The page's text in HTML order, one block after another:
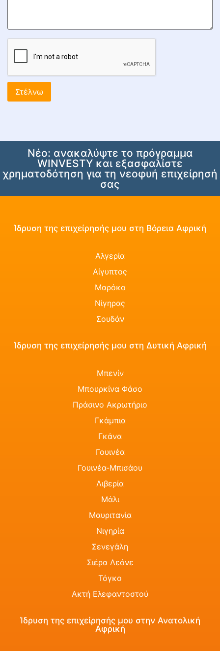
Νέο: ανακαλύψτε το πρόγραμμα
WINVESTY και εξασφαλίστε
χρηματοδότηση για τη νεοφυή επιχείρησή
σας
Ίδρυση της επιχείρησής μου στη Βόρεια Αφρική
Αλγερία
Αίγυπτος
Μαρόκο
Νίγηρας
Σουδάν
Ίδρυση της επιχείρησής μου στη Δυτική Αφρική
Μπενίν
Μπουρκίνα Φάσο
Πράσινο Ακρωτήριο
Γκάμπια
Γκάνα
Γουινέα
Γουινέα-Μπισάου
Λιβερία
Μάλι
Μαυριτανία
Νιγηρία
Σενεγάλη
Σιέρα Λεόνε
Τόγκο
Ακτή Ελεφαντοστού
Ίδρυση της επιχείρησής μου στην Ανατολική
Αφρική